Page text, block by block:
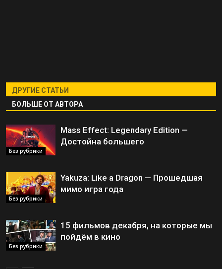
ДРУГИЕ СТАТЬИ
БОЛЬШЕ ОТ АВТОРА
Без рубрики
Mass Effect: Legendary Edition —
Достойна большего
Без рубрики
Yakuza: Like a Dragon — Прошедшая
мимо игра года
Без рубрики
15 фильмов декабря, на которые мы
пойдём в кино